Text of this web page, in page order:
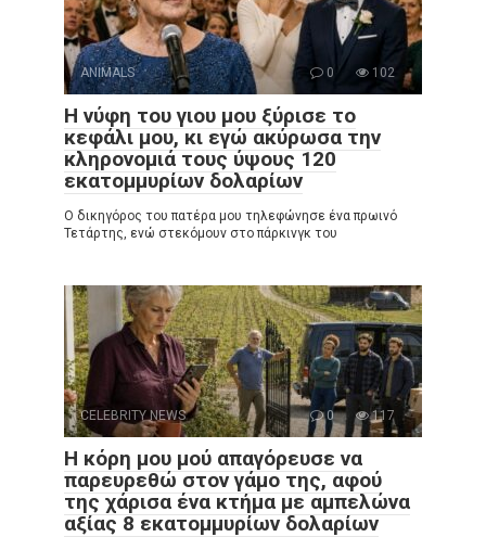
ANIMALS 0 102
Η νύφη του γιου μου ξύρισε το
κεφάλι μου, κι εγώ ακύρωσα την
κληρονομιά τους ύψους 120
εκατομμυρίων δολαρίων
Ο δικηγόρος του πατέρα μου τηλεφώνησε ένα πρωινό
Τετάρτης, ενώ στεκόμουν στο πάρκινγκ του
CELEBRITY NEWS 0 117
Η κόρη μου μού απαγόρευσε να
παρευρεθώ στον γάμο της, αφού
της χάρισα ένα κτήμα με αμπελώνα
αξίας 8 εκατομμυρίων δολαρίων